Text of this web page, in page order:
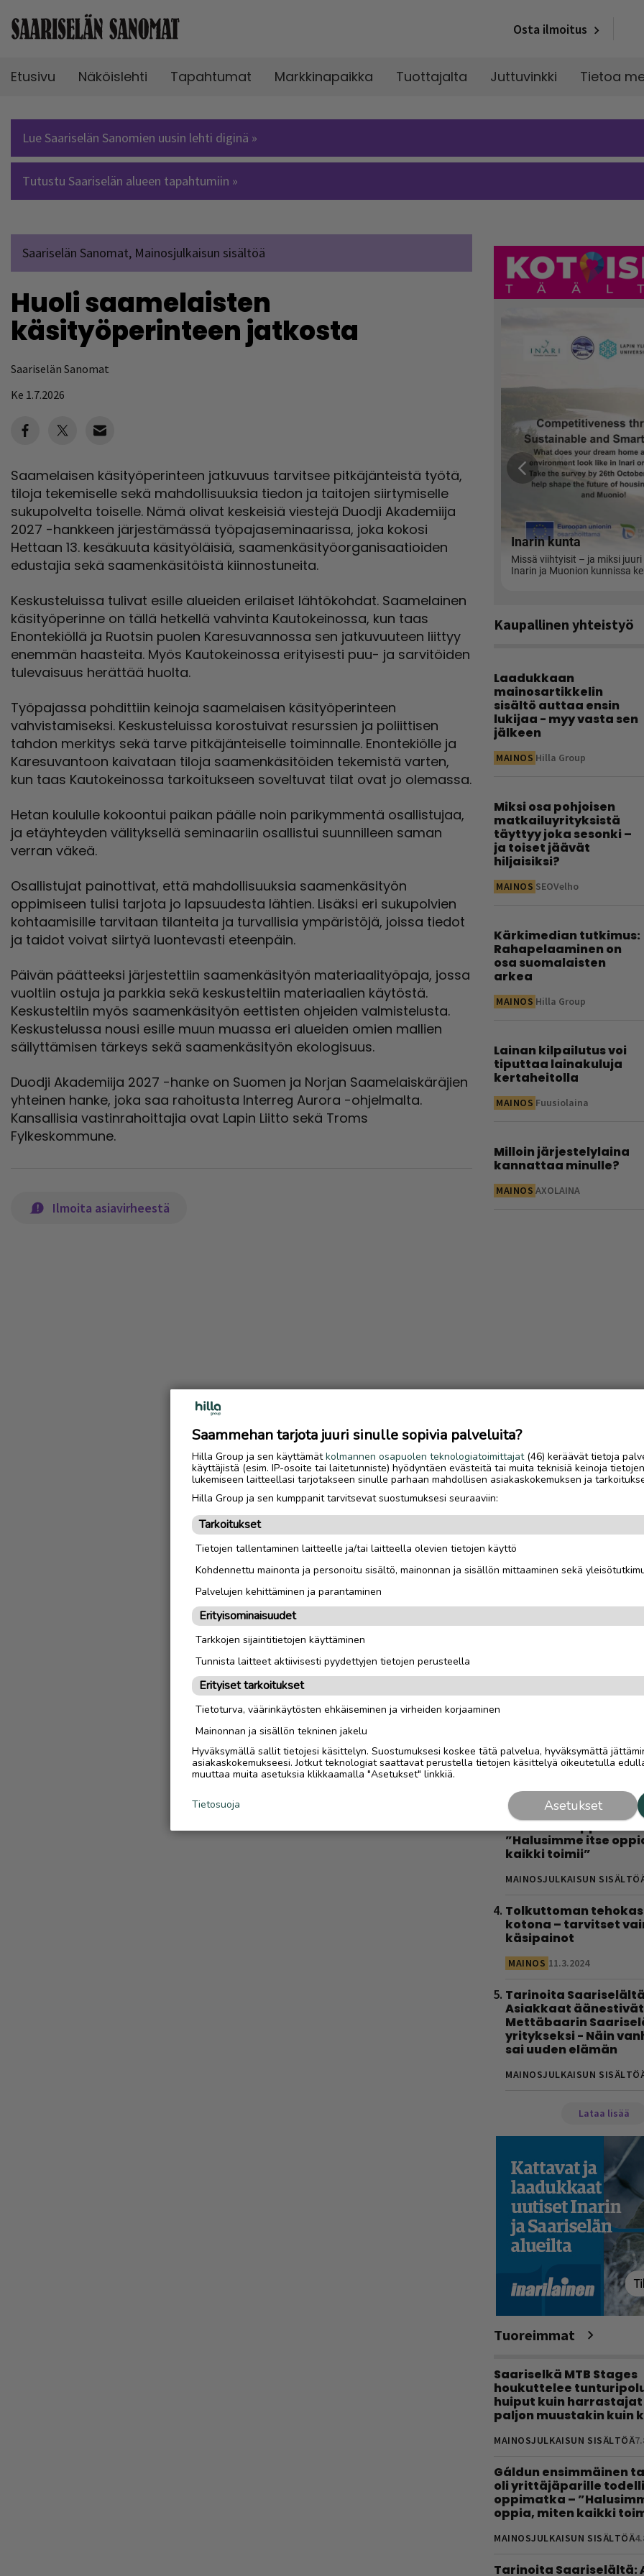
Osta ilmoitus
Etusivu Näköislehti Tapahtumat Markkinapaikka Tuottajalta Juttuvinkki Tietoa
Lue Saariselän Sanomien uusin lehti diginä »
Tutustu Saariselän alueen tapahtumiin »
Saariselän Sanomat, Mainosjulkaisun sisältöä
Huoli saamelaisten
käsityöperinteen jatkosta
Saariselän Sanomat
Ke 1.7.2026
Saamelaisen käsityöperinteen jatkuvuus tarvitsee pitkäjänteistä työtä,
tiloja tekemiselle sekä mahdollisuuksia tiedon ja taitojen siirtymiselle
sukupolvelta toiselle. Nämä olivat keskeisiä viestejä Duodji Akademiija
2027 -hankkeen järjestämässä työpajaseminaarissa, joka kokosi
Hettaan 13. kesäkuuta käsityöläisiä, saamenkäsityöorganisaatioiden
edustajia sekä saamenkäsitöistä kiinnostuneita.
Keskusteluissa tulivat esille alueiden erilaiset lähtökohdat. Saamelainen
käsityöperinne on tällä hetkellä vahvinta Kautokeinossa, kun taas
Enontekiöllä ja Ruotsin puolen Karesuvannossa sen jatkuvuuteen liittyy
enemmän haasteita. Myös Kautokeinossa erityisesti puu- ja sarvitöiden
tulevaisuus herättää huolta.
Työpajassa pohdittiin keinoja saamelaisen käsityöperinteen
vahvistamiseksi. Keskusteluissa korostuivat resurssien ja poliittisen
tahdon merkitys sekä tarve pitkäjänteiselle toiminnalle. Enontekiölle ja
Karesuvantoon kaivataan tiloja saamenkäsitöiden tekemistä varten,
kun taas Kautokeinossa tarkoitukseen soveltuvat tilat ovat jo olemassa.
Hetan koululle kokoontui paikan päälle noin parikymmentä osallistujaa,
ja etäyhteyden välityksellä seminaariin osallistui suunnilleen saman
verran väkeä.
Osallistujat painottivat, että mahdollisuuksia saamenkäsityön
oppimiseen tulisi tarjota jo lapsuudesta lähtien. Lisäksi eri sukupolvien
kohtaamisille tarvitaan tilanteita ja turvallisia ympäristöjä, joissa tiedot
ja taidot voivat siirtyä luontevasti eteenpäin.
Päivän päätteeksi järjestettiin saamenkäsityön materiaalityöpaja, jossa
vuoltiin ostuja ja parkkia sekä keskusteltiin materiaalien käytöstä.
Keskusteltiin myös saamenkäsityön eettisten ohjeiden valmistelusta.
Keskustelussa nousi esille muun muassa eri alueiden omien mallien
säilyttämisen tärkeys sekä saamenkäsityön ekologisuus.
Duodji Akademiija 2027 -hanke on Suomen ja Norjan Saamelaiskäräjien
yhteinen hanke, joka saa rahoitusta Interreg Aurora -ohjelmalta.
Kansallisia vastinrahoittajia ovat Lapin Liitto sekä Troms
Fylkeskommune.
Ilmoita asiavirheestä
Kaupallinen yhteistyö
Laadukkaan
mainosartikkelin
sisältö auttaa ensin
lukijaa - myy vasta sen
jälkeen
MAINOS Hilla Group
Miksi osa pohjoisen
matkailuyrityksistä
täyttyy joka sesonki –
ja toiset jäävät
hiljaisiksi?
MAINOS SEOVelho
Kärkimedian tutkimus:
Rahapelaaminen on
osa suomalaisten
arkea
MAINOS Hilla Group
Lainan kilpailutus voi
tiputtaa lainakuluja
kertaheitolla
MAINOS Fuusiolaina
Milloin järjestelylaina
kannattaa minulle?
MAINOS AXOLAINA
Luetuimmat
Saariselälle – viisi
löytyy varmasti
MAINOSJULKAISUN
Gáldun ensimmäinen
talvisesonki oli
todellinen
”Halusimme itse
kaikki toimii”
MAINOSJULKAISUN
Tolkuttoman
kotona – tarvitset
käsipainot
MAINOS 11.3.2024
Tarinoita
Asiakkaat äänestivät
Mettäbaarin
yritykseksi - Näin
sai uuden elämän
MAINOSJULKAISUN
Lataa lisää
Tuoreimmat
Saariselkä MTB Stages
houkuttelee
huiput kuin harrastajat
paljon muustakin kuin
MAINOSJULKAISUN SISÄLTÖÄ
Gáldun ensimmäinen
oli yrittäjäparille
oppimatka –
oppia, miten kaikki
MAINOSJULKAISUN SISÄLTÖÄ
Tarinoita Saariselältä:
Saammehan tarjota juuri sinulle sopivia palveluita?
Hilla Group ja sen käyttämätkolmannen osapuolen teknologiatoimittajat(46) keräävät tietoja
käyttäjistä (esim. IP-osoite tai laitetunniste) hyödyntäen evästeitä tai muita teknisiä keinoja
lukemiseen laitteellasi tarjotakseen sinulle parhaan mahdollisen asiakaskokemuksen ja
Hilla Group ja sen kumppanit tarvitsevat suostumuksesi seuraaviin:
Tarkoitukset
Tietojen tallentaminen laitteelle ja/tai laitteella olevien tietojen käyttö
Kohdennettu mainonta ja personoitu sisältö, mainonnan ja sisällön mittaaminen sekä
Palvelujen kehittäminen ja parantaminen
Erityisominaisuudet
Tarkkojen sijaintitietojen käyttäminen
Tunnista laitteet aktiivisesti pyydettyjen tietojen perusteella
Erityiset tarkoitukset
Tietoturva, väärinkäytösten ehkäiseminen ja virheiden korjaaminen
Mainonnan ja sisällön tekninen jakelu
Hyväksymällä sallit tietojesi käsittelyn. Suostumuksesi koskee tätä palvelua, hyväksymättä
asiakaskokemukseesi. Jotkut teknologiat saattavat perustella tietojen käsittelyä oikeutetulla
muuttaa muita asetuksia klikkaamalla "Asetukset" linkkiä.
Asetukset
Tietosuoja